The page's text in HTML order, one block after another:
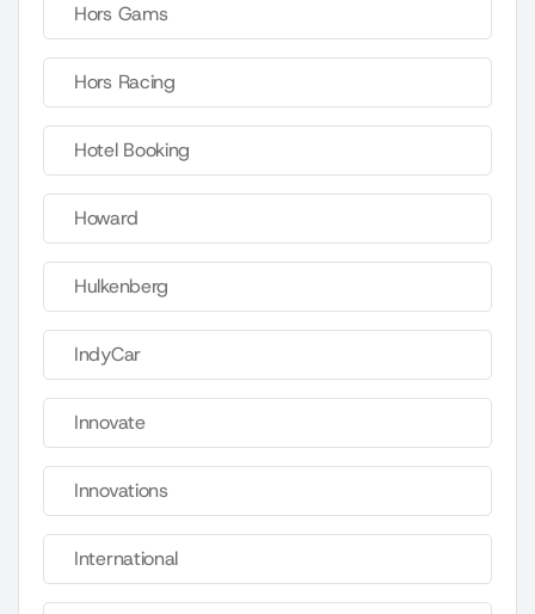
Hors Gams
Hors Racing
Hotel Booking
Howard
Hulkenberg
IndyCar
Innovate
Innovations
International